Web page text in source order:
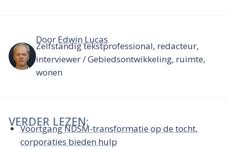
Door Edwin Lucas
Zelfstandig tekstprofessional, redacteur,
interviewer / Gebiedsontwikkeling, ruimte,
wonen
VERDER LEZEN:
Voortgang NDSM-transformatie op de tocht,
corporaties bieden hulp